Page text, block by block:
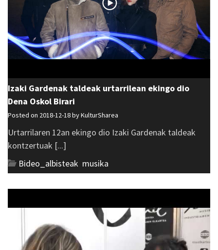
Izaki Gardenak taldeak urtarrilean ekingo dio
Dena Oskol Birari
Posted on 2018-12-18 byKulturSharea
Urtarrilaren 12an ekingo dio Izaki Gardenak taldeak
kontzertuak [...]
Bideo_albisteak musika